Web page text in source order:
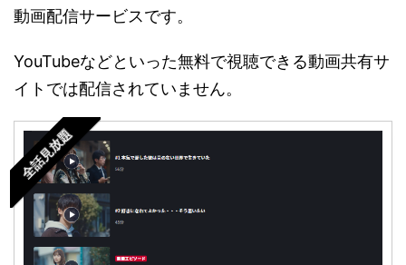
silent - フジテレビ
動画配信サービスです。
YouTubeなどといった無料で視聴できる動画共有サ
イトでは配信されていません。
全話見放題